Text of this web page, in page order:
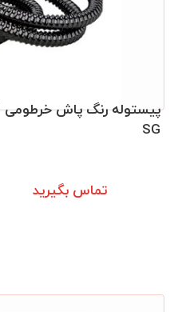
SG
تماس بگیرید